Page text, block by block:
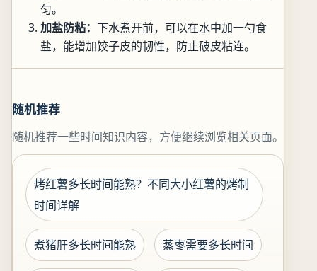
匀。
加盐防粘： 下水煮开前，可以在水中加一勺食
盐，能增加饺子皮的韧性，防止破皮粘连。
随机推荐
随机推荐一些时间知识内容，方便继续浏览相关页面。
烤红薯多长时间能熟？不同大小红薯的烤制
时间详解
煮猪肝多长时间能熟 蒸枣需要多长时间